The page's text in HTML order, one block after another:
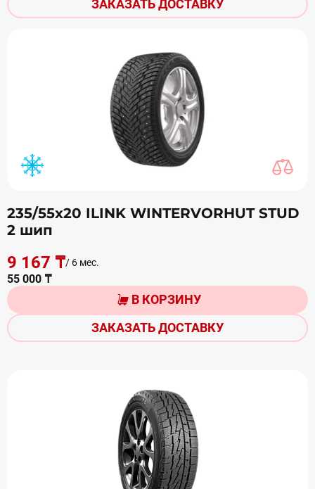
ЗАКАЗАТЬ ДОСТАВКУ
235/55х20 ILINK WINTERVORHUT STUD
2 шип
9 167 ₸/ 6 мес.
55 000 ₸
В КОРЗИНУ
ЗАКАЗАТЬ ДОСТАВКУ